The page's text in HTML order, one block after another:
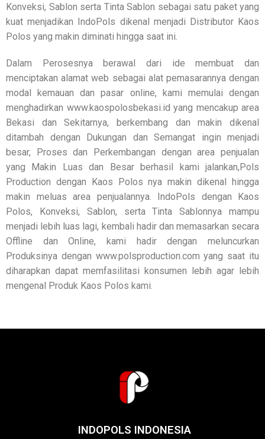
Konveksi, Sablon serta Tinta Sablon sebagai satu paket yang
kuat menjadikan IndoPols dikenal menjadi Distributor Kaos
Polos yang makin diminati hingga saat ini.
Dalam Perosesnya berawal dari ide membuat dan
menciptakan alamat web sebagai alat pemasarannya dengan
modal kemauan dan pasar online, kami memulai dengan
menghadirkan www.kaospolosbekasi.id yang mencakup area
Bekasi dan Sekitarnya, berkembang dan makin dikenal
ditambah dengan Dukungan dan Semangat ingin menjadi
besar, Proses dan Perkembangan dengan area penjualan
yang Makin Luas dan Besar berhasil kami jalankan,Pols
Production dengan Kaos Polos nya makin dikenal hingga
makin meluas area penjualannya. IndoPols dengan Kaos
Polos, Konveksi, Sablon, serta Tinta Sablonnya mampu
menjadi lebih luas lagi, kembali hadir dan memasarkan secara
Offline dan Online, kami hadir dengan meluncurkan
Produksinya dengan www.polsproduction.com yang saat itu
diharapkan dapat memfasilitasi konsumen lebih agar lebih
mengenal Produk Kaos Polos kami.
INDOPOLS INDONESIA